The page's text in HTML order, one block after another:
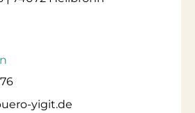
yigit.de